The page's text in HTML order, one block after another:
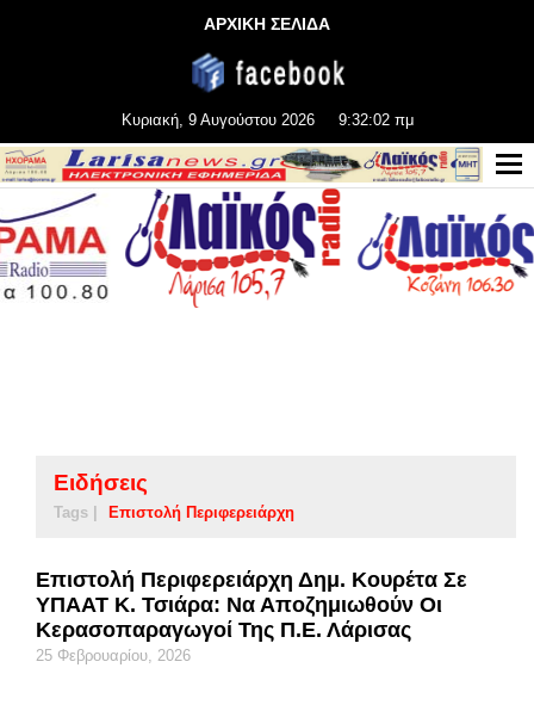
ΑΡΧΙΚΗ ΣΕΛΙΔΑ
Κυριακή, 9 Αυγούστου 2026 9:32:03 πμ
Ειδήσεις
Tags | Επιστολή Περιφερειάρχη
Επιστολή Περιφερειάρχη Δημ. Κουρέτα Σε
ΥΠΑΑΤ Κ. Τσιάρα: Να Αποζημιωθούν Οι
Κερασοπαραγωγοί Της Π.Ε. Λάρισας
25 Φεβρουαρίου, 2026